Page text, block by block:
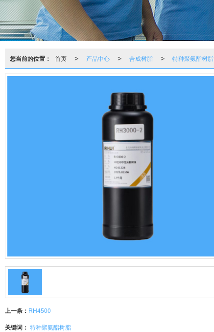
您当前的位置： 首页 > 产品中心 > 合成树脂 > 特种聚氨酯树脂
上一条： RH4500
关键词： 特种聚氨酯树脂